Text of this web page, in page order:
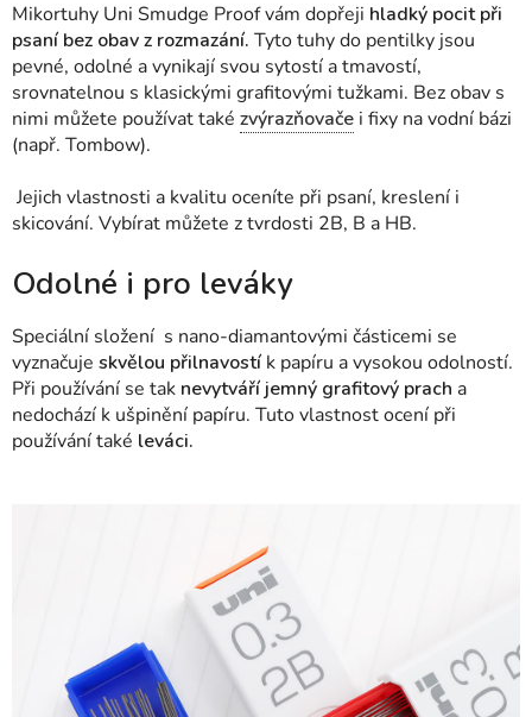
Mikortuhy Uni Smudge Proof vám dopřeji hladký pocit při
psaní bez obav z rozmazání. Tyto tuhy do pentilky jsou
pevné, odolné a vynikají svou sytostí a tmavostí,
srovnatelnou s klasickými grafitovými tužkami. Bez obav s
nimi můžete používat také zvýrazňovače i fixy na vodní bázi
(např. Tombow).
Jejich vlastnosti a kvalitu oceníte při psaní, kreslení i
skicování. Vybírat můžete z tvrdosti 2B, B a HB.
Odolné i pro leváky
Speciální složení s nano-diamantovými částicemi se
vyznačuje skvělou přilnavostík papíru a vysokou odolností.
Při používání se tak nevytváří jemný grafitový prach a
nedochází k ušpinění papíru. Tuto vlastnost ocení při
používání také leváci.